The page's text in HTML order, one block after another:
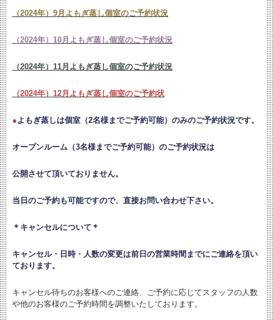
（2024年）9月よもぎ蒸し個室のご予約状況
（2024年）10月よもぎ蒸し個室のご予約状況
（2024年）11月よもぎ蒸し個室のご予約状況
（2024年）12月よもぎ蒸し個室のご予約状
●よもぎ蒸しは個室（2名様までご予約可能）のみのご予約状況です。
オープンルーム（3名様までご予約可能）のご予約状況は
公開させて頂いておりません。
当日のご予約も可能ですので、直接お問い合わせ下さい。
＊キャンセルについて＊
キャンセル・日時・人数の変更は前日の営業時間までにご連絡を頂い
ております。
キャンセル待ちのお客様へのご連絡、ご予約に応じてスタッフの人数
や他のお客様のご予約時間を調整いたしております。